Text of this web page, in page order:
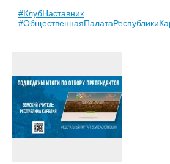
#КлубНаставник